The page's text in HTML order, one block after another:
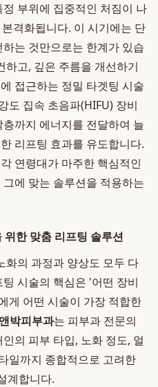
부위에 집중적인 처짐이 나
격화됩니다. 이 시기에는 단
는 것만으로는 한계가 있습
하고, 깊은 주름을 개선하기
접근하는 정밀 타겟팅 시술
도 집속 초음파(HIFU) 장비
까지 에너지를 전달하여 늘
리프팅 효과를 유도합니다.
연령대가 마주한 핵심적인
에 맞는 솔루션을 적용하는
한 맞춤 리프팅 솔루션
화의 과정과 양상도 모두 다
시술의 핵심은 '어떤 장비
게 어떤 시술이 가장 적합한
박피부과는 피부과 전문의
의 피부 타입, 노화 정도, 얼
일까지 종합적으로 고려한
계합니다.